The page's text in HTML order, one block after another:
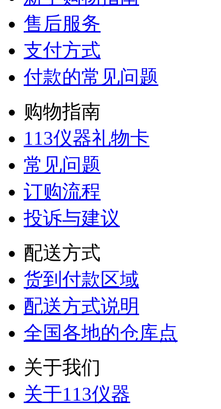
售后服务
支付方式
付款的常见问题
购物指南
113仪器礼物卡
常见问题
订购流程
投诉与建议
配送方式
货到付款区域
配送方式说明
全国各地的仓库点
关于我们
关于113仪器